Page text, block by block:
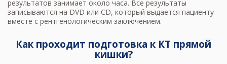
результатов занимает около часа. Все результаты
записываются на DVD или CD, который выдается пациенту
вместе с рентгенологическим заключением.
Как проходит подготовка к КТ прямой
кишки?